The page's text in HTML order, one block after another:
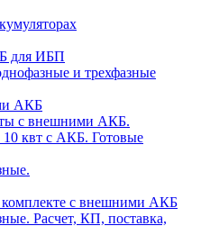
для ИБП
и трехфазные
АКБ
с внешними АКБ.
квт с АКБ. Готовые
с внешними АКБ
Расчет, КП, поставка,